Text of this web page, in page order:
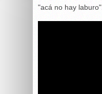
"acá no hay laburo".